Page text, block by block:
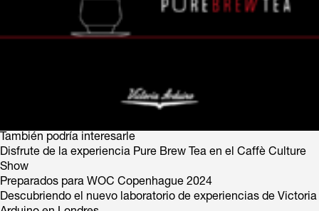
También podría interesarle
Disfrute de la experiencia Pure Brew Tea en el Caffè Culture
Show
Preparados para WOC Copenhague 2024
Descubriendo el nuevo laboratorio de experiencias de Victoria